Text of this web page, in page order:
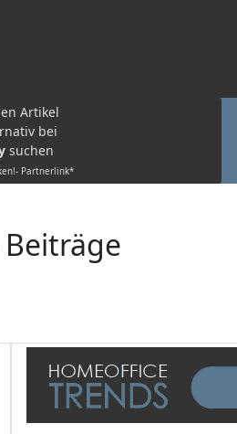
Artikel
bei
suchen
Partnerlink*